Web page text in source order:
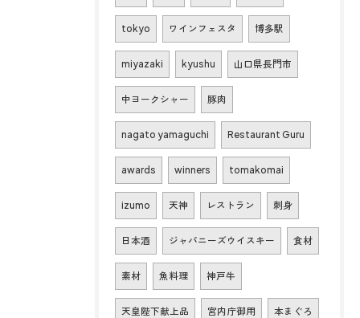
tokyo ワインフェスタ 博多駅
miyazaki kyushu 山口県長門市
中ヨークシャー 豚肉
nagato yamaguchi Restaurant Guru
awards winners tomakomai
izumo 天神 レストラン 刺身
日本酒 ジャパニーズウイスキー 食材
素材 魚料理 神戸牛
天皇陛下献上品 宮内庁御用 本まぐろ